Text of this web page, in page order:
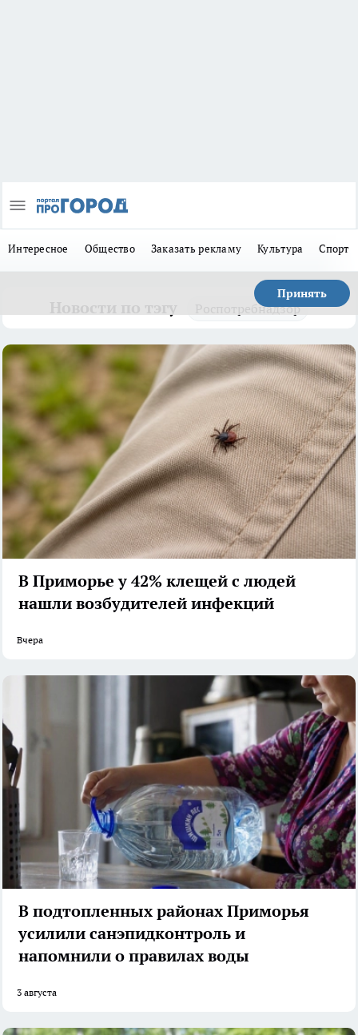
Интересное Общество Заказать рекламу Культура Спорт
Принять
Роспотребнадзор
В Приморье у 42% клещей с людей
нашли возбудителей инфекций
Вчера
В подтопленных районах Приморья
усилили санэпидконтроль и
напомнили о правилах воды
3 августа